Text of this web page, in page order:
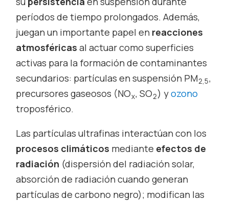
períodos de tiempo prolongados. Además,
juegan un importante papel en reacciones
atmosféricas al actuar como superficies
activas para la formación de contaminantes
secundarios: partículas en suspensión PM2,5,
precursores gaseosos (NOx, SO2) yozono
troposférico.
Las partículas ultrafinas interactúan con los
procesos climáticos mediante efectos de
radiación (dispersión del radiación solar,
absorción de radiación cuando generan
partículas de carbono negro); modifican las